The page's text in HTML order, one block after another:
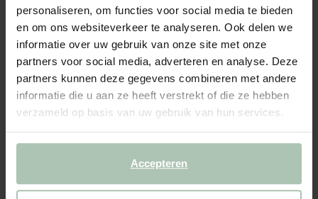
personaliseren, om functies voor social media te bieden
en om ons websiteverkeer te analyseren. Ook delen we
informatie over uw gebruik van onze site met onze
partners voor social media, adverteren en analyse. Deze
partners kunnen deze gegevens combineren met andere
informatie die u aan ze heeft verstrekt of die ze hebben
verzameld op basis van uw gebruik van hun services.
Accepteren
Kersthanger varken
9.99
Gekozen maat: Onesize
Binnen 30 minuten via e-mail
BEKIJK WINKELVOORRAAD
Gratis verzending naar winkel